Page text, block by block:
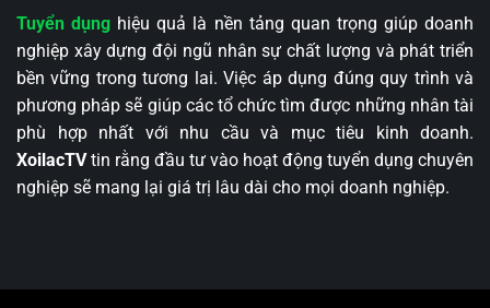
Tuyển dụng hiệu quả là nền tảng quan trọng giúp doanh
nghiệp xây dựng đội ngũ nhân sự chất lượng và phát triển
bền vững trong tương lai. Việc áp dụng đúng quy trình và
phương pháp sẽ giúp các tổ chức tìm được những nhân tài
phù hợp nhất với nhu cầu và mục tiêu kinh doanh.
XoilacTVtin rằng đầu tư vào hoạt động tuyển dụng chuyên
nghiệp sẽ mang lại giá trị lâu dài cho mọi doanh nghiệp.